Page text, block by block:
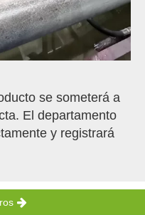
se someterá a
El departamento
y registrará